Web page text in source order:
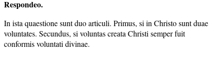
Respondeo.
In ista quaestione sunt duo articuli. Primus, si in Christo sunt duae
voluntates. Secundus, si voluntas creata Christi semper fuit
conformis voluntati divinae.